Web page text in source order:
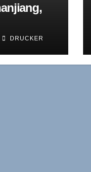
DRUCKER